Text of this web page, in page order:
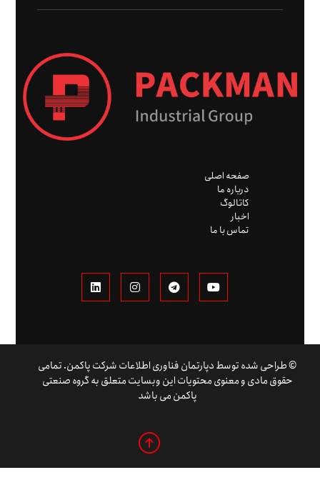
صفحه اصلی
درباره ما
کاتالوگ
اخبار
تماس با ما
© طراحی شده توسط دپارتمان فناوری اطلاعات شرکت پاکمن. تمامی
حقوق مادی و معنوی محتویات این وبسایت متعلق به گروه صنعتی
پاکمن می باشد